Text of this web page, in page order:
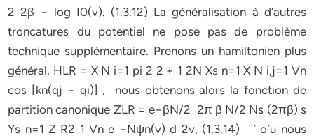
2 2β − log I0(v). (1.3.12) La généralisation à d’autres
troncatures du potentiel ne pose pas de problème
technique supplémentaire. Prenons un hamiltonien plus
général, HLR = X N i=1 pi 2 2 + 1 2N Xs n=1 X N i,j=1 Vn
cos [kn(qj − qi)] , nous obtenons alors la fonction de
partition canonique ZLR = e−βN/2 2π β N/2 Ns (2πβ) s
Ys n=1 Z R2 1 Vn e −Nψn(v) d 2v, (1.3.14) ` o`u nous